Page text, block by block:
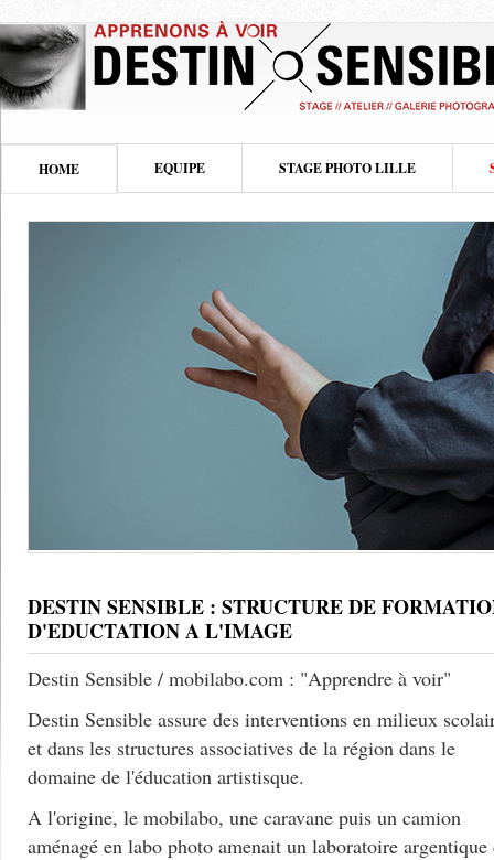
HOME EQUIPE STAGE PHOTO LILLE
DESTIN SENSIBLE : STRUCTURE DE
D'EDUCTATION A L'IMAGE
Destin Sensible / mobilabo.com : "Apprendre à voir"
Destin Sensible assure des interventions en milieux
et dans les structures associatives de la région dans le
domaine de l'éducation artistisque.
A l'origine, le mobilabo, une caravane puis un camion
aménagé en labo photo amenait un laboratoire argentique